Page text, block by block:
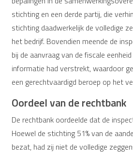
stichting en een derde partij, die
stichting daadwerkelijk de volledige
het bedrijf. Bovendien meende de
bij de aanvraag van de fiscale
informatie had verstrekt, waardoor
een gerechtvaardigd beroep op het
Oordeel van de rechtbank
De rechtbank oordeelde dat de
Hoewel de stichting 51% van de
bezat, had zij niet de volledige